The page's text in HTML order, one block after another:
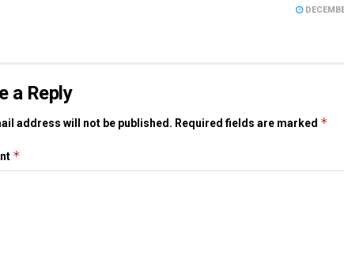
a Reply
address will not be published. Required fields are marked *
*